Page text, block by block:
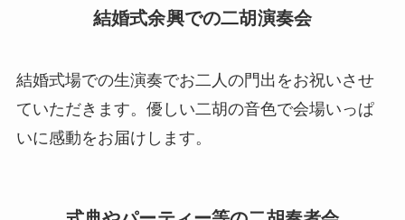
結婚式余興での二胡演奏会
結婚式場での生演奏でお二人の門出をお祝いさせ
ていただきます。優しい二胡の音色で会場いっぱ
いに感動をお届けします。